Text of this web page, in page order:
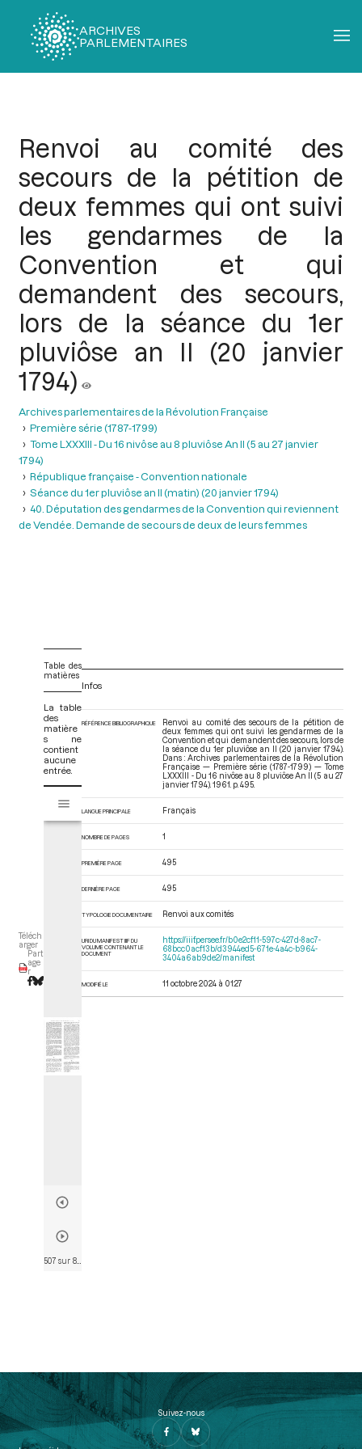
ARCHIVES
PARLEMENTAIRES
Renvoi au comité des
secours de la pétition de
deux femmes qui ont suivi
les gendarmes de la
Convention et qui
demandent des secours,
lors de la séance du 1er
pluviôse an II (20 janvier
1794)
Archives parlementaires de la Révolution Française
Première série (1787-1799)
Tome LXXXIII - Du 16 nivôse au 8 pluviôse An II (5 au 27 janvier
1794)
République française - Convention nationale
Séance du 1er pluviôse an II (matin) (20 janvier 1794)
40. Députation des gendarmes de la Convention qui reviennent
de Vendée. Demande de secours de deux de leurs femmes
Téléch
arger
Part
age
r
Table des
matières
La table
des
matière
s ne
contient
aucune
entrée.
s
i
d
o
r
Infos
RÉFÉRENCE BIBLIOGRAPHIQUE
Renvoi au comité des secours de la pétition de
deux femmes qui ont suivi les gendarmes de la
Convention et qui demandent des secours, lors de
la séance du 1er pluviôse an II (20 janvier 1794).
Dans : Archives parlementaires de la Révolution
Française — Première série (1787-1799) — Tome
LXXXIII - Du 16 nivôse au 8 pluviôse An II (5 au 27
janvier 1794) . 1961. p. 495.
LANGUE PRINCIPALE Français
NOMBRE DE PAGES 1
PREMIÈRE PAGE 495
DERNIÈRE PAGE 495
TYPOLOGIE DOCUMENTAIRE Renvoi aux comités
URI DU MANIFEST IIIF DU
VOLUME CONTENANT LE
DOCUMENT
https://iiif.persee.fr/b0e2cf11-597c-427d-8ac7-
68bcc0acf13b/d3944ed5-671e-4a4c-b964-
3404a6ab9de2/manifest
MODIFIÉ LE 11 octobre 2024 à 01:27
Suivez-nous